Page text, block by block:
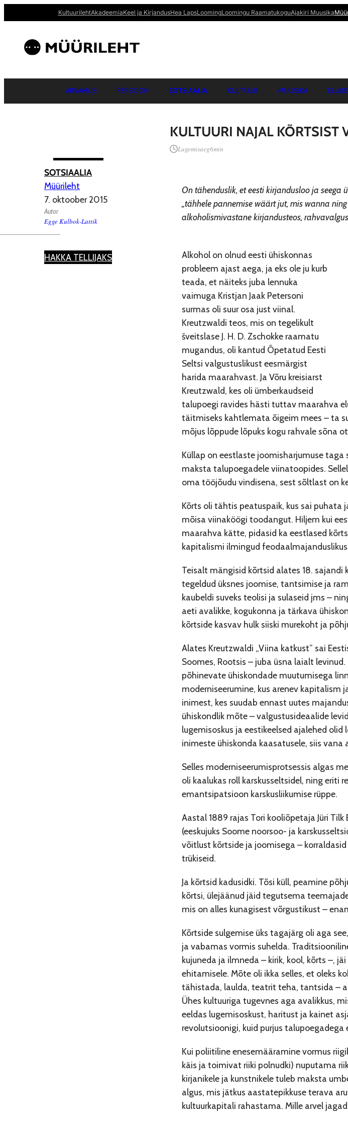
KultuurilehtAkadeemiaKeel ja KirjandusHea LapsLoomingLoomingu RaamatukoguAjakiri Muusika
ARVAMUS PERSOON SOTSIAALIA KULTUUR MUUSIKA
KULTUURI NAJAL KÕRTSIST
Lugemisaeg6min
SOTSIAALIA
Müürileht
7. oktoober 2015
Autor
Egge Kulbok-Lattik
HAKKA TELLIJAKS
On tähenduslik, et eesti kirjandusloo ja
„tähhele pannemise wäärt jut, mis wanna
alkoholismivastane kirjandusteos,
Alkohol on olnud eesti ühiskonnas
probleem ajast aega, ja eks ole ju kurb
teada, et näiteks juba lennuka
vaimuga Kristjan Jaak Petersoni
surmas oli suur osa just viinal.
Kreutzwaldi teos, mis on tegelikult
šveitslase J. H. D. Zschokke raamatu
mugandus, oli kantud Õpetatud Eesti
Seltsi valgustuslikust eesmärgist
harida maarahvast. Ja Võru kreisiarst
Kreutzwald, kes oli ümberkaudseid
talupoegi ravides hästi tuttav maarahva
täitmiseks kahtlemata õigeim mees – ta
mõjus lõppude lõpuks kogu rahvale sõna
Küllap on eestlaste joomisharjumuse
maksta talupoegadele viinatoopides.
oma tööjõudu vindisena, sest sõltlast on
Kõrts oli tähtis peatuspaik, kus sai puhata
mõisa viinaköögi toodangut. Hiljem kui
maarahva kätte, pidasid ka eestlased
kapitalismi ilmingud
Teisalt mängisid kõrtsid alates 18. sajandi
tegeldud üksnes joomise, tantsimise ja
kaubeldi suveks teolisi ja sulaseid jms –
aeti avalikke, kogukonna ja tärkava
kõrtside kasvav hulk siiski murekoht ja
Alates Kreutzwaldi „Viina katkust” sai
Soomes, Rootsis – juba üsna laialt
põhinevate ühiskondade muutumisega
moderniseerumine, kus arenev
inimest, kes suudab ennast uutes
ühiskondlik mõte – valgustusideaalide
lugemisoskus ja eestikeelsed ajalehed
inimeste ühiskonda kaasatusele, siis
Selles moderniseerumisprotsessis algas
oli kaalukas roll karskusseltsidel, ning eriti
emantsipatsioon karskusliikumise rüppe.
Aastal 1889 rajas Tori kooliõpetaja Jüri
(eeskujuks Soome noorsoo- ja
võitlust kõrtside ja joomisega –
trükiseid.
Ja kõrtsid kadusidki. Tõsi küll, peamine
kõrtsi, ülejäänud jäid tegutsema
mis on alles kunagisest võrgustikust –
Kõrtside sulgemise üks tagajärg oli aga
ja vabamas vormis suhelda.
kujuneda ja ilmneda – kirik, kool, kõrts –,
ehitamisele. Mõte oli ikka selles, et oleks
tähistada, laulda, teatrit teha, tantsida –
Ühes kultuuriga tugevnes aga avalikkus,
eeldas lugemisoskust, haritust ja kainet
revolutsioonigi, kuid purjus talupoegadega
Kui poliitiline enesemääramine vormus
käis ja toimivat riiki polnudki) nuputama
kirjanikele ja kunstnikele tuleb maksta
algus, mis jätkus aastatepikkuse terava
kultuurkapitali rahastama. Mille arvel